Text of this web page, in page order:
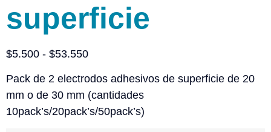
superficie
$5.500 - $53.550
Pack de 2 electrodos adhesivos de superficie de 20
mm o de 30 mm (cantidades
10pack’s/20pack’s/50pack’s)